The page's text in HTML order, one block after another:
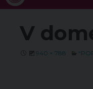
V
940 × 788